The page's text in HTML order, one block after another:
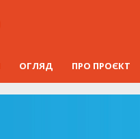
ОГЛЯД ПРО ПРОЄКТ